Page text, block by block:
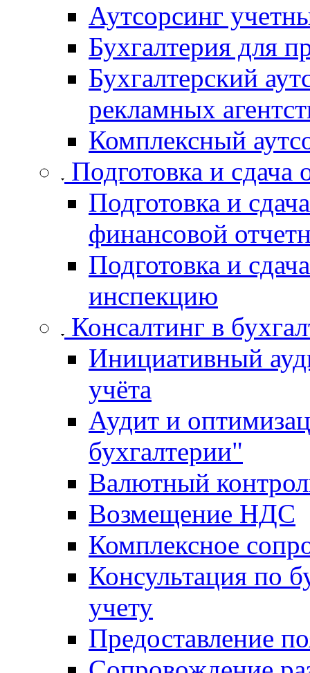
Аутсорсинг
Бухгалтерия для
Бухгалтерский
рекламных
Комплексный
Подготовка и сдача
Подготовка и
финансовой
Подготовка и
инспекцию
Консалтинг в
Инициативный
учёта
Аудит и
бухгалтерии"
Валютный
Возмещение НДС
Комплексное
Консультация по
учету
Предоставление